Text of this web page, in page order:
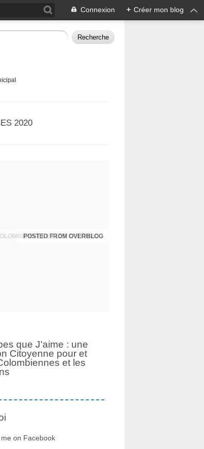
Connexion + Créer mon blog
2020
POSTED FROM OVERBLOG
UNE PAGE SE TOURNE APRÈS 6 ANS POUR LES COLOMBIENNES ET LES COLOMBIENS
que J'aime : une
Citoyenne pour et
et les
on Facebook